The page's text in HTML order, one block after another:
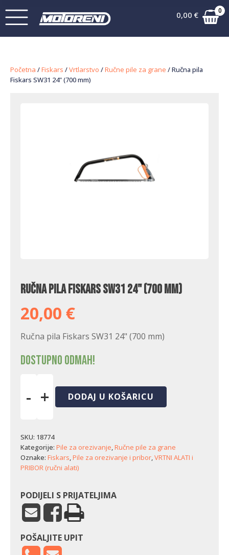
0,00 € 0
Početna /Fiskars /Vrtlarstvo /Ručne pile za grane / Ručna pila
Fiskars SW31 24" (700 mm)
Ručna pila Fiskars SW31 24" (700 mm)
20,00 €
Ručna pila Fiskars SW31 24" (700 mm)
Dostupno odmah!
-
SW31
24"
(700
mm)
+ DODAJ U KOŠARICU
SKU: 18774
Kategorije: Pile za orezivanje,Ručne pile za grane
Oznake: Fiskars,Pile za orezivanje i pribor,VRTNI ALATI i
PRIBOR (ručni alati)
PODIJELI S PRIJATELJIMA
POŠALJITE UPIT